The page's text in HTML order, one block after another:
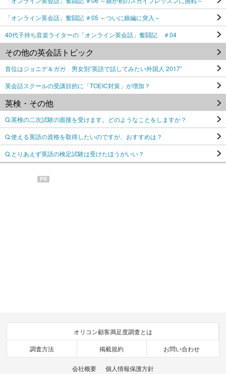
「オンライン英会話」奮闘記 ＃05 ～ついに娘編に突入～
40代子持ち音楽ライターの「オンライン英会話」奮闘記 ＃04
その他の英会話トピック
首位はジョニデ＆ガガ 男女別“英語で話してみたい外国人 2017”
英会話スクールの受講目的に「TOEIC対策」が増加？
英検・その他
Q.英検の二次試験の面接を受けます。どのようなことをしますか？
Q.使える英語の資格を取得したいのですが、おすすめは？
Q.とりあえず英語の検定試験は受けたほうがいい？
PR
オリコン顧客満足度調査とは
調査方法 掲載規約 お問い合わせ
会社概要 個人情報保護方針